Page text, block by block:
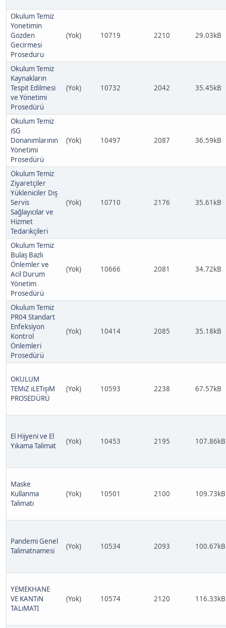
Okulum Temiz
Yonetimin
Gozden
Gecirmesi
Proseduru
(Yok) 10719 2210 29.03kB
Okulum Temiz
Kaynakların
Tespit Edilmesi
ve Yönetimi
Prosedürü
(Yok) 10732 2042 35.45kB
Okulum Temiz
ıSG
Donanımlarının
Yönetimi
Prosedürü
(Yok) 10497 2087 36.59kB
Okulum Temiz
Ziyaretçiler
Yükleniciler Dış
Servis
Sağlayıcılar ve
Hizmet
Tedarikçileri
(Yok) 10710 2176 35.61kB
Okulum Temiz
Bulaş Bazlı
Önlemler ve
Acil Durum
Yönetim
Prosedürü
(Yok) 10666 2081 34.72kB
Okulum Temiz
PR04 Standart
Enfeksiyon
Kontrol
Önlemleri
Prosedürü
(Yok) 10414 2085 35.18kB
OKULUM
TEMıZ ıLETışıM
PROSEDÜRÜ
(Yok) 10593 2238 67.57kB
El Hijyeni ve El
Yıkama Talimat
(Yok) 10453 2195 107.86kB
Maske
Kullanma
Talimatı
(Yok) 10501 2100 109.73kB
Pandemi Genel
Talimatnamesi
(Yok) 10534 2093 100.67kB
YEMEKHANE
VE KANTıN
TALıMATI
(Yok) 10574 2120 116.33kB